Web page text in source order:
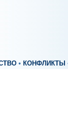
• КОНФЛИКТЫ